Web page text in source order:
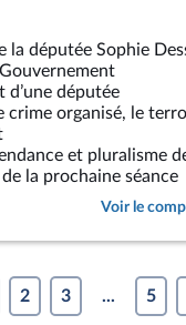
la députée Sophie
d’une députée
crime organisé, le
et pluralisme
la prochaine séance
Voir le
2 3 ... 5